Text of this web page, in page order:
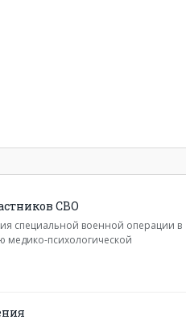
СВО
специальной военной операции в
медико-психологической